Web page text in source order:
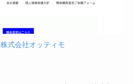
株式会社オッティモ